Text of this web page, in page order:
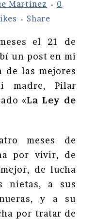
Martinez
0
Share
el 21 de
un post en mi
de las mejores
madre, Pilar
«La Ley de
meses de
por vivir, de
de lucha
nietas, a sus
y a su
por tratar de